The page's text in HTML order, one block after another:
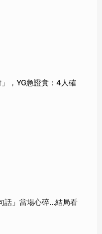
，YG急證實：4人確
」當場心碎...結局看